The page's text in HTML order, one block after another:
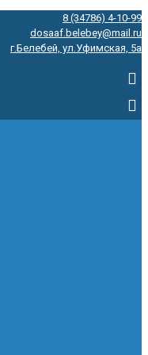
8 (34786) 4-10-99
dosaaf.belebey@mail.ru
г.Белебей, ул.Уфимская, 5а